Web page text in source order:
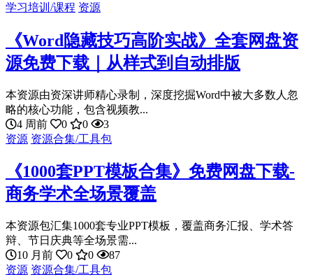
学习培训/课程 资源
《Word隐藏技巧高阶实战》全套网盘资
源免费下载｜从样式到自动排版
本资源由资深讲师精心录制，深度挖掘Word中被大多数人忽
略的核心功能，包含视频教...
4 周前
0 0
3
资源 资源合集/工具包
《1000套PPT模板合集》免费网盘下载-
商务学术全场景覆盖
本资源包汇集1000套专业PPT模板，覆盖商务汇报、学术答
辩、节日庆典等全场景需...
10 月前
0 0
87
资源 资源合集/工具包